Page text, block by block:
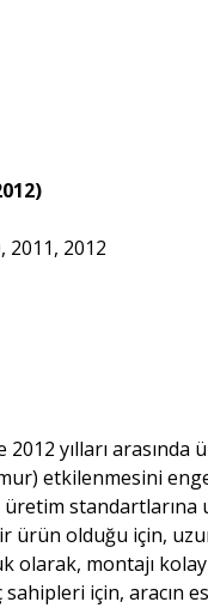
2011, 2012
2012 yılları arasında
etkilenmesini
ürün olduğu için,
olarak, montajı
sahipleri için, aracın